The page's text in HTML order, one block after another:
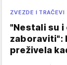
ZVEZDE I TRAČEVI
"Nestali su i
zaboraviti":
preživela